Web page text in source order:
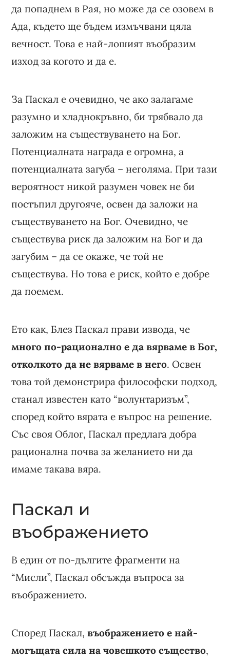
да попаднем в Рая, но може да се озовем в
Ада, където ще бъдем измъчвани цяла
вечност. Това е най-лошият въобразим
изход за когото и да е.
За Паскал е очевидно, че ако залагаме
разумно и хладнокръвно, би трябвало да
заложим на съществуването на Бог.
Потенциалната награда е огромна, а
потенциалната загуба – неголяма. При тази
вероятност никой разумен човек не би
постъпил другояче, освен да заложи на
съществуването на Бог. Очевидно, че
съществува риск да заложим на Бог и да
загубим – да се окаже, че той не
съществува. Но това е риск, който е добре
да поемем.
Ето как, Блез Паскал прави извода, че
много по-рационално е да вярваме в Бог,
отколкото да не вярваме в него. Освен
това той демонстрира философски подход,
станал известен като “волунтаризъм”,
според който вярата е въпрос на решение.
Със своя Облог, Паскал предлага добра
рационална почва за желанието ни да
имаме такава вяра.
Паскал и
въображението
В един от по-дългите фрагменти на
“Мисли”, Паскал обсъжда въпроса за
въображението.
Според Паскал,въображението е най-
могъщата сила на човешкото същество,